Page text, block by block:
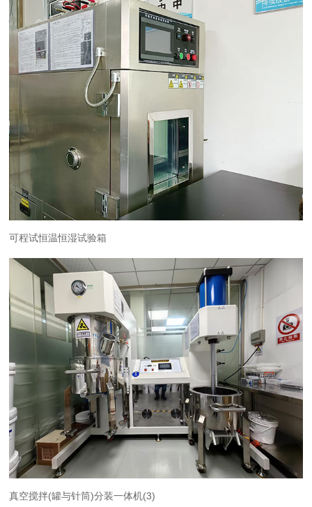
可程试恒温恒湿试验箱
真空搅拌(罐与针筒)分装一体机(3)